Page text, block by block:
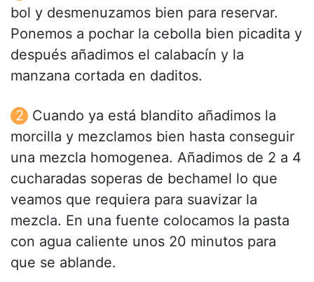
bol y desmenuzamos bien para reservar.
Ponemos a pochar la cebolla bien picadita y
después añadimos el calabacín y la
manzana cortada en daditos.
Cuando ya está blandito añadimos la
morcilla y mezclamos bien hasta conseguir
una mezcla homogenea. Añadimos de 2 a 4
cucharadas soperas de bechamel lo que
veamos que requiera para suavizar la
mezcla. En una fuente colocamos la pasta
con agua caliente unos 20 minutos para
que se ablande.